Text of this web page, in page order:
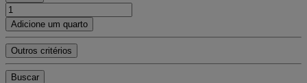
Adicione um quarto
Outros critérios
Buscar